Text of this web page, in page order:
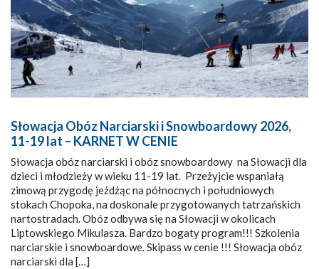
Słowacja Obóz Narciarski i Snowboardowy 2026,
11-19 lat – KARNET W CENIE
Słowacja obóz narciarski i obóz snowboardowy na Słowacji dla
dzieci i młodzieży w wieku 11-19 lat. Przeżyjcie wspaniałą
zimową przygodę jeżdżąc na północnych i południowych
stokach Chopoka, na doskonale przygotowanych tatrzańskich
nartostradach. Obóz odbywa się na Słowacji w okolicach
Liptowskiego Mikulasza. Bardzo bogaty program!!! Szkolenia
narciarskie i snowboardowe. Skipass w cenie !!! Słowacja obóz
narciarski dla […]